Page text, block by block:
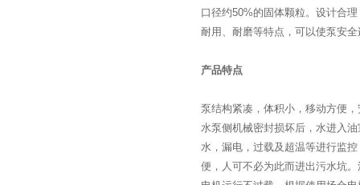
口径约50%的固体颗粒。设计合
耐用、耐磨等特点，可以使泵安
产品特点
泵结构紧凑，体积小，移动方便
水泵侧机械密封损坏后，水进入
水，漏电，过载及超温等进行监
便，人可不必为此而进出污水坑